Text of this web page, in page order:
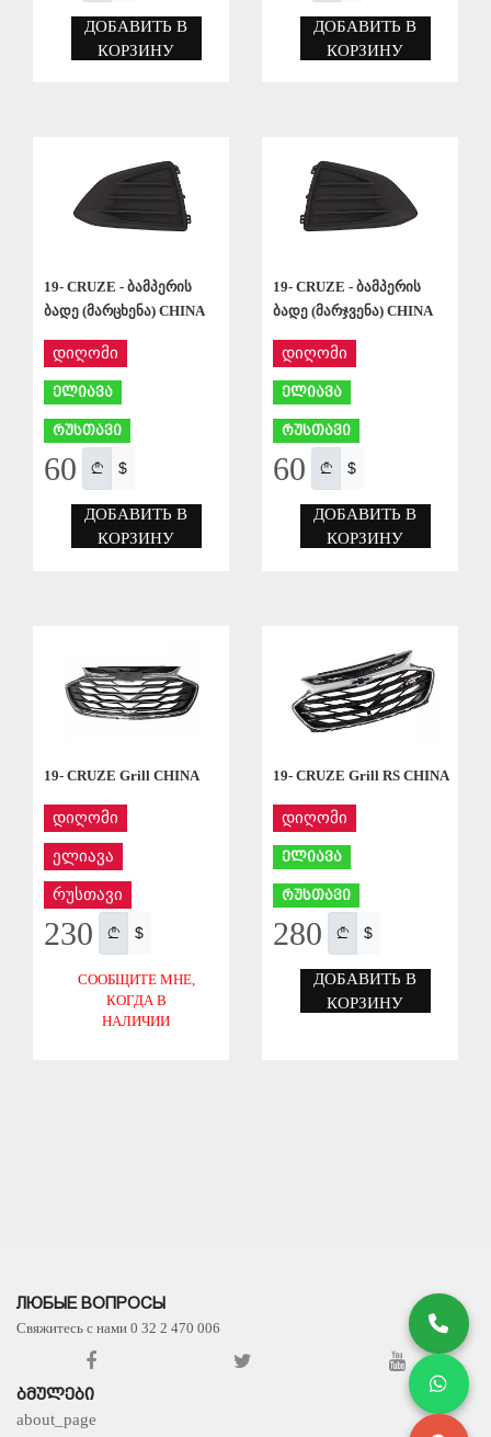
ДОБАВИТЬ В
КОРЗИНУ
ДОБАВИТЬ В
КОРЗИНУ
19- CRUZE - ბამპერის
ბადე (მარცხენა) CHINA
დიღომი
ელიავა
რუსთავი
60 $
ДОБАВИТЬ В
КОРЗИНУ
19- CRUZE - ბამპერის
ბადე (მარჯვენა) CHINA
დიღომი
ელიავა
რუსთავი
60 $
ДОБАВИТЬ В
КОРЗИНУ
19- CRUZE Grill CHINA
დიღომი
ელიავა
რუსთავი
230 $
СООБЩИТЕ МНЕ,
КОГДА В
НАЛИЧИИ
19- CRUZE Grill RS CHINA
დიღომი
ელიავა
რუსთავი
280 $
ДОБАВИТЬ В
КОРЗИНУ
ЛЮБЫЕ ВОПРОСЫ
Свяжитесь с нами 0 32 2 470 006
ᲑᲛᲣᲚᲔᲑᲘ
about_page